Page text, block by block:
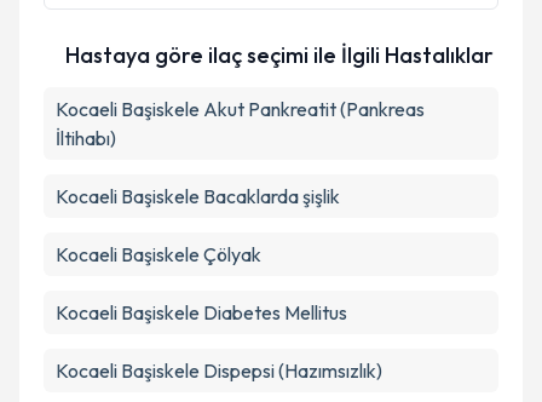
Hastaya göre ilaç seçimi ile İlgili Hastalıklar
Kocaeli Başiskele Akut Pankreatit (Pankreas
İltihabı)
Kocaeli Başiskele Bacaklarda şişlik
Kocaeli Başiskele Çölyak
Kocaeli Başiskele Diabetes Mellitus
Kocaeli Başiskele Dispepsi (Hazımsızlık)